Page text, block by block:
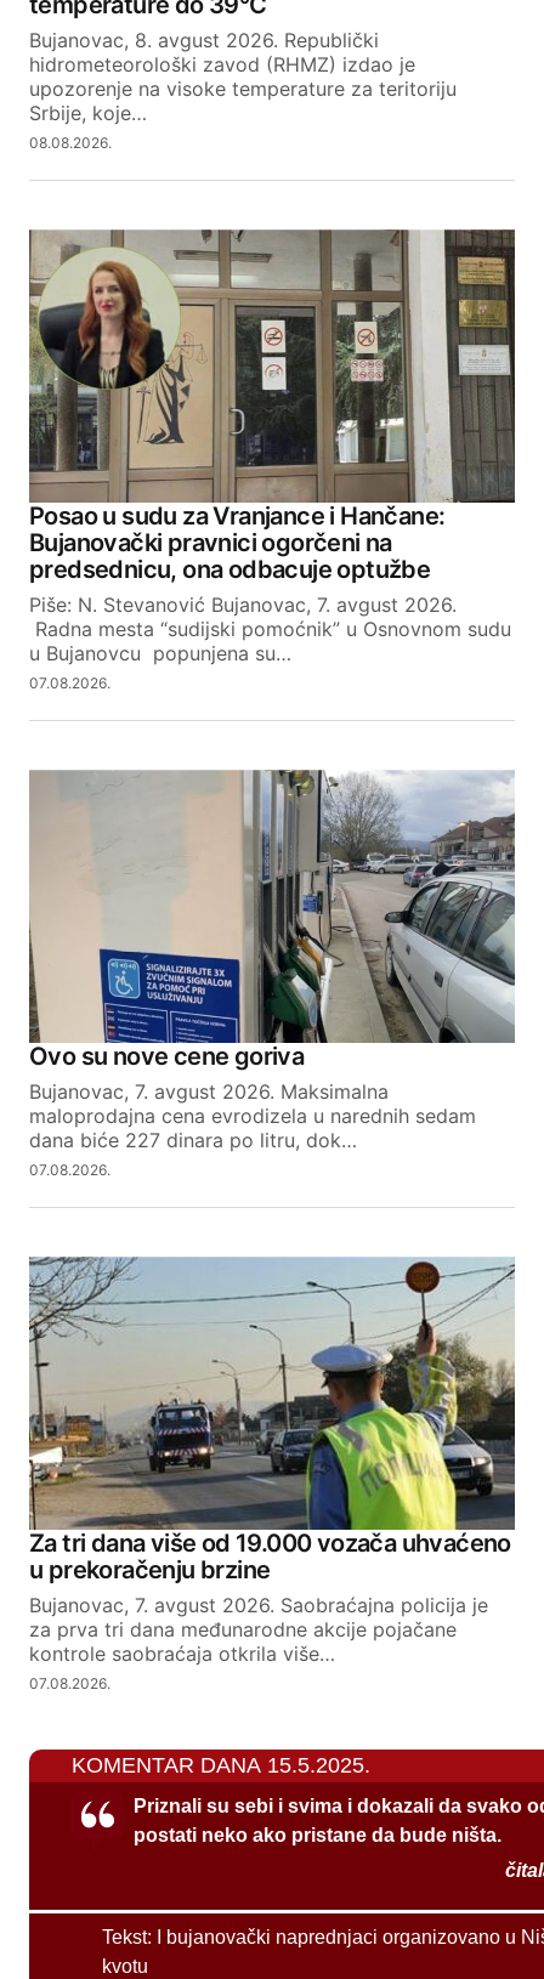
Bujanovac, 8. avgust 2026. Republički
hidrometeorološki zavod (RHMZ) izdao je
upozorenje na visoke temperature za teritoriju
Srbije, koje…
08.08.2026.
Posao u sudu za Vranjance i Hančane:
Bujanovački pravnici ogorčeni na
predsednicu, ona odbacuje optužbe
Piše: N. Stevanović Bujanovac, 7. avgust 2026.
Radna mesta “sudijski pomoćnik” u Osnovnom sudu
u Bujanovcu popunjena su…
07.08.2026.
Ovo su nove cene goriva
Bujanovac, 7. avgust 2026. Maksimalna
maloprodajna cena evrodizela u narednih sedam
dana biće 227 dinara po litru, dok…
07.08.2026.
Za tri dana više od 19.000 vozača uhvaćeno
u prekoračenju brzine
Bujanovac, 7. avgust 2026. Saobraćajna policija je
za prva tri dana međunarodne akcije pojačane
kontrole saobraćaja otkrila više…
07.08.2026.
KOMENTAR DANA 15.5.2025.
Priznali su sebi i svima i dokazali da svako
postati neko ako pristane da bude ništa.
Tekst:
I bujanovački naprednjaci organizovano u
kvotu